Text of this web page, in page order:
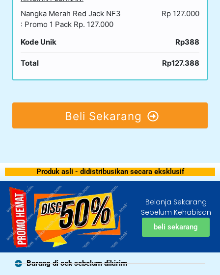
Nangka Merah Red Jack NF3
: Promo 1 Pack Rp. 127.000
Rp 127.000
Kode Unik Rp388
Total Rp127.388
Beli Sekarang
Produk asli - didistribusikan secara eksklusif
Belanja Sekarang
Sebelum Kehabisan
beli sekarang
Barang di cek sebelum dikirim